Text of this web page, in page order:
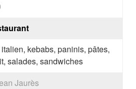
kebabs, paninis, pâtes,
salades, sandwiches
Jaurès